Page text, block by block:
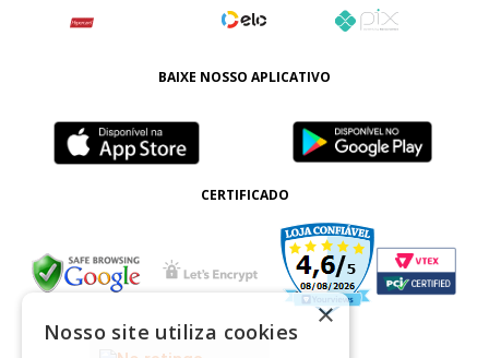
BAIXE NOSSO APLICATIVO
CERTIFICADO
×
Nosso site utiliza cookies